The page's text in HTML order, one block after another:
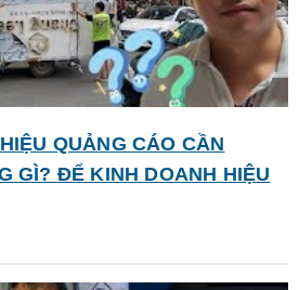
QUẢNG CÁO CẦN
GÌ? ĐỂ KINH DOANH HIỆU